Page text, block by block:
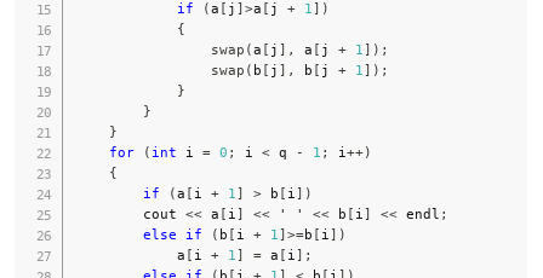
if (a [ j ]>a [ j + 1 ] )
{
swap (a [ j ] , a [ j + 1 ] ) ;
swap ( b [ j ] , b [ j + 1 ] ) ;
}
}
}
for
( int i = 0 ; i < q - 1 ; i ++)
{
if
(a [ i + 1 ] > b [ i ] )
        cout
<< a [ i ] << ' ' << b [ i ] << endl ;
else
if ( b [ i + 1 ]>=b [ i ] )
            a
[ i + 1 ] = a [ i ] ;